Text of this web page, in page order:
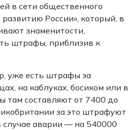
в сети общественного
России», который, в
знаменитости,
штрафы, приблизив к
уже есть штрафы за
на каблуках, босиком или в
там составляют от 7400 до
за это штрафуют
случае аварии — на 540000